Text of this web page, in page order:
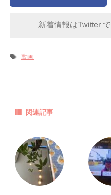
新着情報はTwitter で
-動画
関連記事